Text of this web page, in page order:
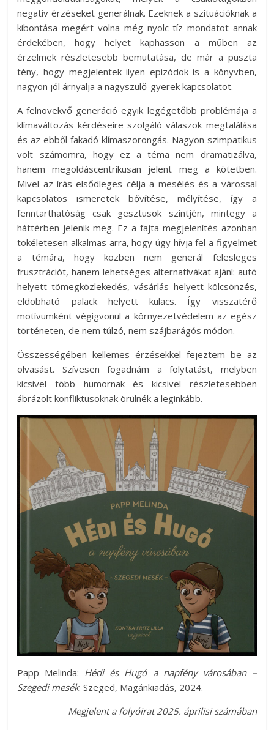
negatív érzéseket generálnak. Ezeknek a szituációknak a
kibontása megért volna még nyolc-tíz mondatot annak
érdekében, hogy helyet kaphasson a műben az
érzelmek részletesebb bemutatása, de már a puszta
tény, hogy megjelentek ilyen epizódok is a könyvben,
nagyon jól árnyalja a nagyszülő-gyerek kapcsolatot.
A felnövekvő generáció egyik legégetőbb problémája a
klímaváltozás kérdéseire szolgáló válaszok megtalálása
és az ebből fakadó klímaszorongás. Nagyon szimpatikus
volt számomra, hogy ez a téma nem dramatizálva,
hanem megoldáscentrikusan jelent meg a kötetben.
Mivel az írás elsődleges célja a mesélés és a várossal
kapcsolatos ismeretek bővítése, mélyítése, így a
fenntarthatóság csak gesztusok szintjén, mintegy a
háttérben jelenik meg. Ez a fajta megjelenítés azonban
tökéletesen alkalmas arra, hogy úgy hívja fel a figyelmet
a témára, hogy közben nem generál felesleges
frusztrációt, hanem lehetséges alternatívákat ajánl: autó
helyett tömegközlekedés, vásárlás helyett kölcsönzés,
eldobható palack helyett kulacs. Így visszatérő
motívumként végigvonul a környezetvédelem az egész
történeten, de nem túlzó, nem szájbarágós módon.
Összességében kellemes érzésekkel fejeztem be az
olvasást. Szívesen fogadnám a folytatást, melyben
kicsivel több humornak és kicsivel részletesebben
ábrázolt konfliktusoknak örülnék a leginkább.
Papp Melinda: Hédi és Hugó a napfény városában –
Szegedi mesék. Szeged, Magánkiadás, 2024.
Megjelent a folyóirat 2025. áprilisi számában